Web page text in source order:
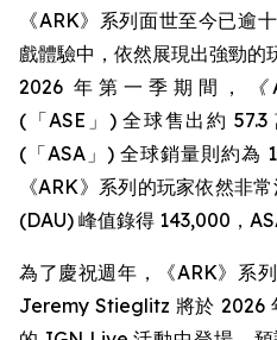
《ARK》系列面世至今已逾
戲體驗中，依然展現出強勁的
2026 年第一季期間，
(「ASE」) 全球售出約 57.3
(「ASA」) 全球銷量則約為
《ARK》系列的玩家依然非
(DAU) 峰值錄得 143,000，
為了慶祝週年，《ARK》系
Jeremy Stieglitz 將於 2026